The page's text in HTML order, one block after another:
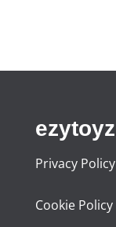
ezytoyz
Privacy Policy
Cookie Policy